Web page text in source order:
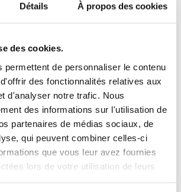
Détails À propos des cookies
des cookies.
permettent de personnaliser le contenu
des fonctionnalités relatives aux
d'analyser notre trafic. Nous
des informations sur l'utilisation de
partenaires de médias sociaux, de
qui peuvent combiner celles-ci
que vous leur avez fournies
lors de votre utilisation de leurs
notregamme complète de vélos semi-
allongé est-il idéal ?
Excite+ Unity est un choix polyvalent pour un
Pour les sportifs à domicile qui
de qualité salle de sport, c'est la solution
et la position assise confortable le rendent
à la rééducation ou aux personnes
la charge articulaire. Pour les clients
les salles de sport, les cabinets de
ou les entreprises, c'est un
et durable qui peut supporter une utilisation